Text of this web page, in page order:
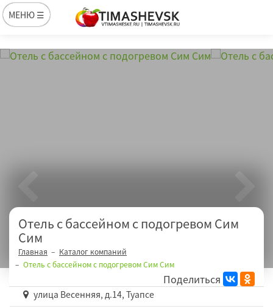
МЕНЮ ☰
Отель с бассейном с подогревом Сим
Сим
Главная
Каталог компаний
Отель с бассейном с подогревом Сим Сим
Поделиться
улица Весенняя, д.14, Туапсе